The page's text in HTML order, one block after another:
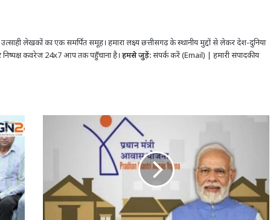
लेखकों का एक समर्पित समूह। हमारा लक्ष्य छत्तीसगढ़ के स्थानीय मुद्दों से लेकर देश-दुनिया
कवरेज 24x7 आप तक पहुँचाना है। हमसे जुड़ें:संपर्क करें (Email) | हमारी संपादकीय
सोमारी
बाई